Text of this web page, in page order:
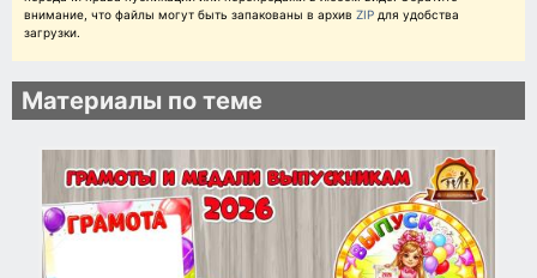
внимание, что файлы могут быть запакованы в архив ZIP для удобства
загрузки.
Материалы по теме